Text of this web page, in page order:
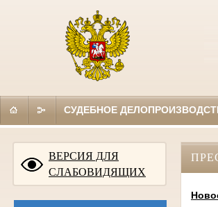
СУДЕБНОЕ
ВЕРСИЯ ДЛЯ
СЛАБОВИДЯЩИХ